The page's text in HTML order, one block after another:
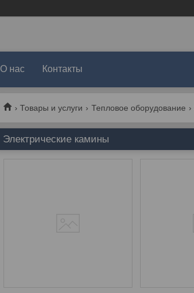
О нас Контакты
Товары и услуги Тепловое оборудование
Электрические камины